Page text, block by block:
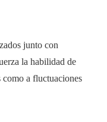
junto con
la habilidad de
como a fluctuaciones